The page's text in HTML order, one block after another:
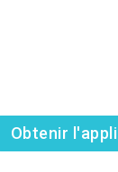
Obtenir l'appli